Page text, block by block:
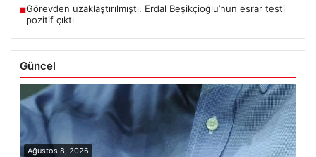
■Görevden uzaklaştırılmıştı. Erdal Beşikçioğlu’nun esrar testi
pozitif çıktı
Güncel
Ağustos 8, 2026